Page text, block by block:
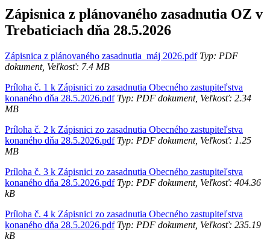
Zápisnica z plánovaného zasadnutia OZ v
Trebaticiach dňa 28.5.2026
Zápisnica z plánovaného zasadnutia_máj 2026.pdfTyp: PDF
dokument, Veľkosť: 7.4 MB
Príloha č. 1 k Zápisnici zo zasadnutia Obecného zastupiteľstva
konaného dňa 28.5.2026.pdfTyp: PDF dokument, Veľkosť: 2.34
MB
Príloha č. 2 k Zápisnici zo zasadnutia Obecného zastupiteľstva
konaného dňa 28.5.2026.pdfTyp: PDF dokument, Veľkosť: 1.25
MB
Príloha č. 3 k Zápisnici zo zasadnutia Obecného zastupiteľstva
konaného dňa 28.5.2026.pdfTyp: PDF dokument, Veľkosť: 404.36
kB
Príloha č. 4 k Zápisnici zo zasadnutia Obecného zastupiteľstva
konaného dňa 28.5.2026.pdfTyp: PDF dokument, Veľkosť: 235.19
kB